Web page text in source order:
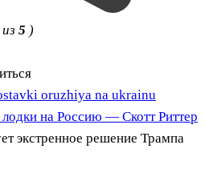
из 5 )
на Россию — Скотт Риттер
экстренное решение Трампа